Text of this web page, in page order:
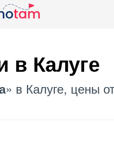
в Калуге
» в Калуге, цены